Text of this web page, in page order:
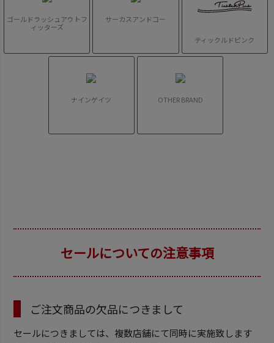
ゴールドラッシュアウトフ
ィッターズ
サーカスアンドコー
ティックルドピンク
ナインゲイツ OTHER BRAND
セールについての注意事項
ご注文商品の欠品につきまして
セールにつきましては、複数店舗にて同時に実施致します